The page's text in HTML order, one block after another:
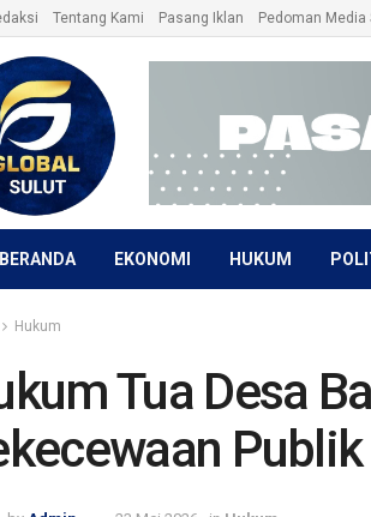
Tentang Kami Pasang Iklan Pedoman Media
BERANDA EKONOMI HUKUM
Hukum
Tua Desa
Publik